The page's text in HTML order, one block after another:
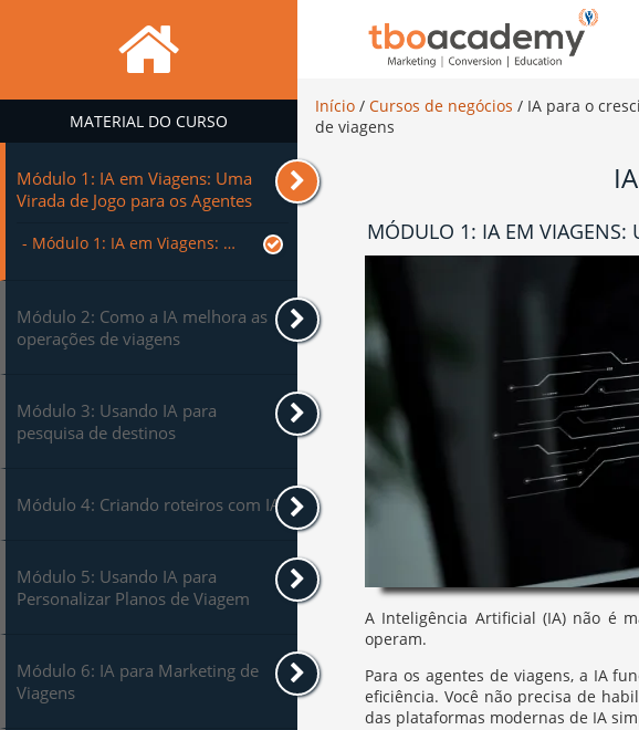
MATERIAL DO CURSO
Módulo 1: IA em Viagens: Uma
Virada de Jogo para os Agentes
- Módulo 1: IA em Viagens: Uma Virada de Jogo para os Agentes
Módulo 2: Como a IA melhora as
operações de viagens
Módulo 3: Usando IA para
pesquisa de destinos
Módulo 4: Criando roteiros com IA
Módulo 5: Usando IA para
Personalizar Planos de Viagem
Módulo 6: IA para Marketing de
Viagens
Início / Cursos de negócios / IA para o
de viagens
MÓDULO 1: IA EM VIAGENS:
A Inteligência Artificial (IA) não é
operam.
Para os agentes de viagens, a IA
eficiência. Você não precisa de
das plataformas modernas de IA